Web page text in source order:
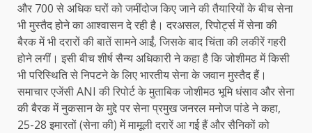
और 700 से अधिक घरों को जमींदोज किए जाने की तैयारियों के बीच सेना
भी मुस्तैद होने का आश्वासन दे रही है। दरअसल, रिपोर्ट्स में सेना की
बैरक में भी दरारों की बातें सामने आईं, जिसके बाद चिंता की लकीरें गहरी
होने लगीं। इसी बीच शीर्ष सैन्य अधिकारी ने कहा है कि जोशीमठ में किसी
भी परिस्थिति से निपटने के लिए भारतीय सेना के जवान मुस्तैद हैं।
समाचार एजेंसी ANI की रिपोर्ट के मुताबिक जोशीमठ भूमि धंसाव और सेना
की बैरक में नुकसान के मुद्दे पर सेना प्रमुख जनरल मनोज पांडे ने कहा,
25-28 इमारतों (सेना की) में मामूली दरारें आ गई हैं और सैनिकों को